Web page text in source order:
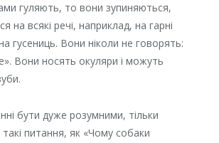
гуляють, то вони зупиняються,
на всякі речі, наприклад, на гарні
гусениць. Вони ніколи не говорять:
Вони носять окуляри і можуть
бути дуже розумними, тільки
такі питання, як «Чому собаки